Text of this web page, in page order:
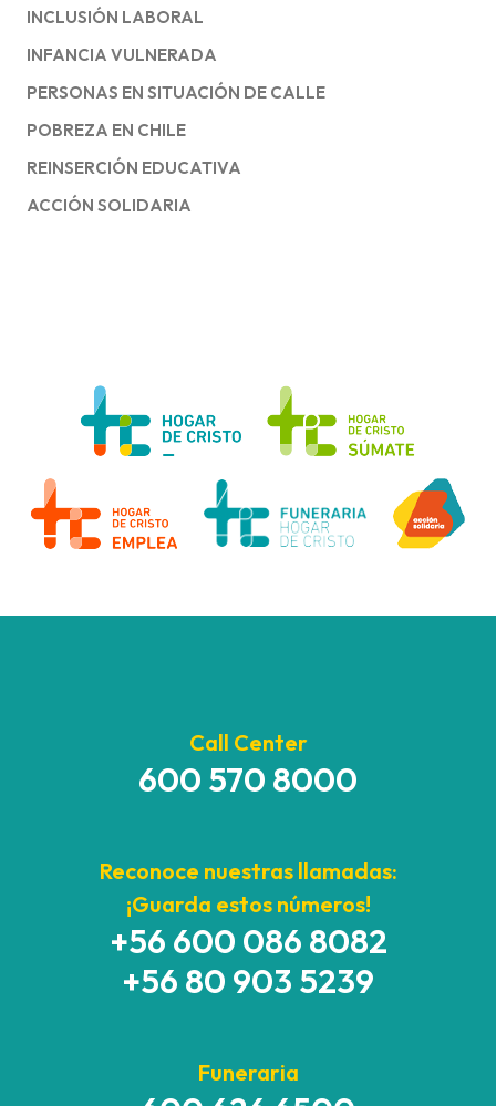
INCLUSIÓN LABORAL
INFANCIA VULNERADA
PERSONAS EN SITUACIÓN DE CALLE
POBREZA EN CHILE
REINSERCIÓN EDUCATIVA
ACCIÓN SOLIDARIA
Call Center
600 570 8000
Reconoce nuestras llamadas:
¡Guarda estos números!
+56 600 086 8082
+56 80 903 5239
Funeraria